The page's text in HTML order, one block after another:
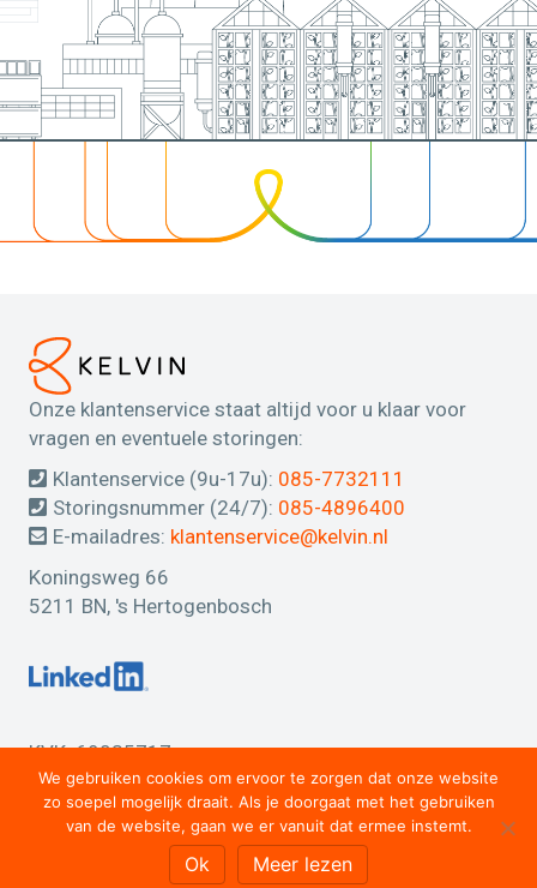
Onze klantenservice staat altijd voor u klaar voor
vragen en eventuele storingen:
Klantenservice (9u-17u): 085-7732111
Storingsnummer (24/7): 085-4896400
E-mailadres: klantenservice@kelvin.nl
Koningsweg 66
5211 BN, 's Hertogenbosch
KVK: 69035717
Btw: NL85 770 0522 B01
IBAN: NL45 RABO 0330646346
We gebruiken cookies om ervoor te zorgen dat onze website
zo soepel mogelijk draait. Als je doorgaat met het gebruiken
van de website, gaan we er vanuit dat ermee instemt.
Ok Meer lezen